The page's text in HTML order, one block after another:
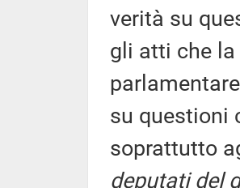
verità su
gli atti che
su questioni
soprattutto
deputati del